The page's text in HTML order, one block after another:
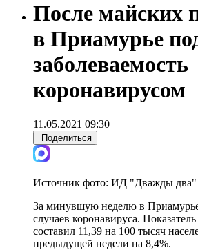
После майских
в Приамурье
заболеваемость
коронавирусом
11.05.2021 09:30
Поделиться
Источник фото: ИД "Дважды два"
За минувшую неделю в Приамурье
случаев коронавируса.
составил 11,39 на 100 тысяч
предыдущей недели на 8,4%.